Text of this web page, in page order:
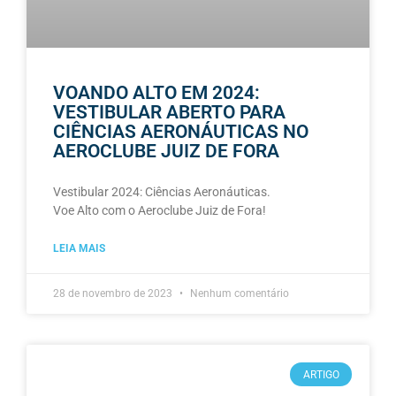
VOANDO ALTO EM 2024:
VESTIBULAR ABERTO PARA
CIÊNCIAS AERONÁUTICAS NO
AEROCLUBE JUIZ DE FORA
Vestibular 2024: Ciências Aeronáuticas.
Voe Alto com o Aeroclube Juiz de Fora!
LEIA MAIS
28 de novembro de 2023 Nenhum comentário
ARTIGO